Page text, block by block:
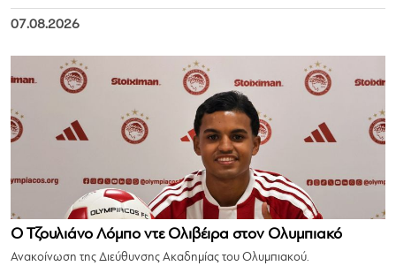
07.08.2026
Ο Τζουλιάνο Λόμπο ντε Ολιβέιρα στον Ολυμπιακό
Ανακοίνωση της Διεύθυνσης Ακαδημίας του Ολυμπιακού.